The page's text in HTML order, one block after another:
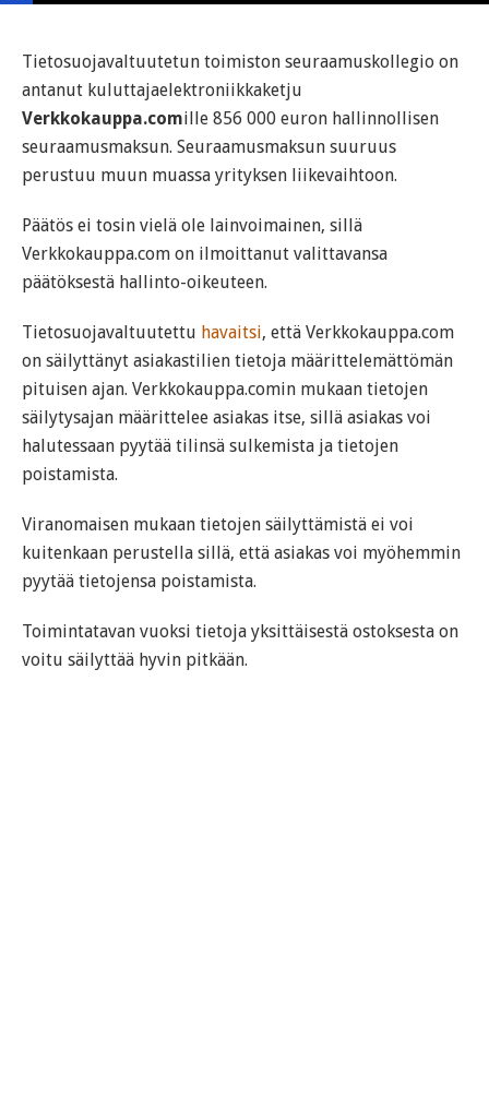
Tietosuojavaltuutetun toimiston seuraamuskollegio on
antanut kuluttajaelektroniikkaketju
Verkkokauppa.comille 856 000 euron hallinnollisen
seuraamusmaksun. Seuraamusmaksun suuruus
perustuu muun muassa yrityksen liikevaihtoon.
Päätös ei tosin vielä ole lainvoimainen, sillä
Verkkokauppa.com on ilmoittanut valittavansa
päätöksestä hallinto-oikeuteen.
Tietosuojavaltuutettu havaitsi, että Verkkokauppa.com
on säilyttänyt asiakastilien tietoja määrittelemättömän
pituisen ajan. Verkkokauppa.comin mukaan tietojen
säilytysajan määrittelee asiakas itse, sillä asiakas voi
halutessaan pyytää tilinsä sulkemista ja tietojen
poistamista.
Viranomaisen mukaan tietojen säilyttämistä ei voi
kuitenkaan perustella sillä, että asiakas voi myöhemmin
pyytää tietojensa poistamista.
Toimintatavan vuoksi tietoja yksittäisestä ostoksesta on
voitu säilyttää hyvin pitkään.